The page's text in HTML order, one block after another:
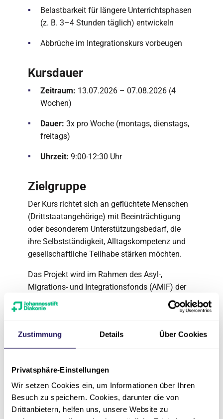
Zustimmung Details Über Cookies
Privatsphäre-Einstellungen
Wir setzen Cookies ein, um Informationen über Ihren
Besuch zu speichern. Cookies, darunter die von
Drittanbietern, helfen uns, unsere Website zu
Belastbarkeit für längere Unterrichtsphasen
(z. B. 3–4 Stunden täglich) entwickeln
Abbrüche im Integrationskurs vorbeugen
Kursdauer
Zeitraum: 13.07.2026 – 07.08.2026 (4
Wochen)
Dauer: 3x pro Woche (montags, dienstags,
freitags)
Uhrzeit: 9:00-12:30 Uhr
Zielgruppe
Der Kurs richtet sich an geflüchtete Menschen
(Drittstaatangehörige) mit Beeinträchtigung
oder besonderem Unterstützungsbedarf, die
ihre Selbstständigkeit, Alltagskompetenz und
gesellschaftliche Teilhabe stärken möchten.
Das Projekt wird im Rahmen des Asyl-,
Migrations- und Integrationsfonds (AMIF) der
Europäischen Union sowie der
Senatsverwaltung für Arbeit, Soziales,
Antidiskriminierung gefördert.
abbauen und Teilhabe für alle ermöglichen –
nachhaltig und inklusiv.
Anmeldung